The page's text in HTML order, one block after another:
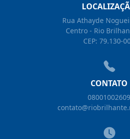
Rua Athayde
Centro - Rio
CEP: 79.130-
CONTATO
08001002609